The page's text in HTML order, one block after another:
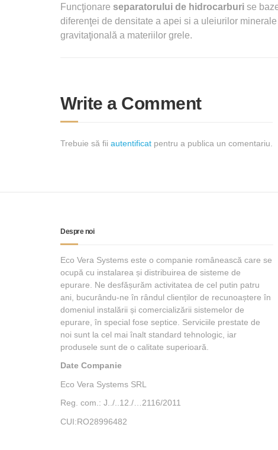
Funcţionare separatorului de hidrocarburi se
diferenţei de densitate a apei si a uleiurilor
gravitaţională a materiilor grele.
Write a Comment
Trebuie să fii autentificat pentru a publica un comentariu.
Despre noi
Eco Vera Systems este o companie românească care se
ocupă cu instalarea și distribuirea de sisteme de
epurare. Ne desfășurăm activitatea de cel putin patru
ani, bucurându-ne în rândul clienților de recunoaștere în
domeniul instalării și comercializării sistemelor de
epurare, în special fose septice. Serviciile prestate de
noi sunt la cel mai înalt standard tehnologic, iar
produsele sunt de o calitate superioară.
Date Companie
Eco Vera Systems SRL
Reg. com.: J../..12./…2116/2011
CUI:RO28996482